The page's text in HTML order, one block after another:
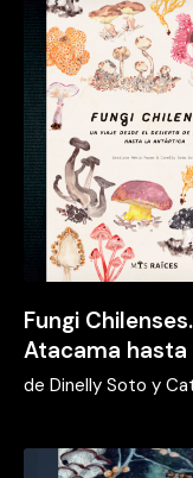
Fungi
Atacama
de Dinelly Soto y